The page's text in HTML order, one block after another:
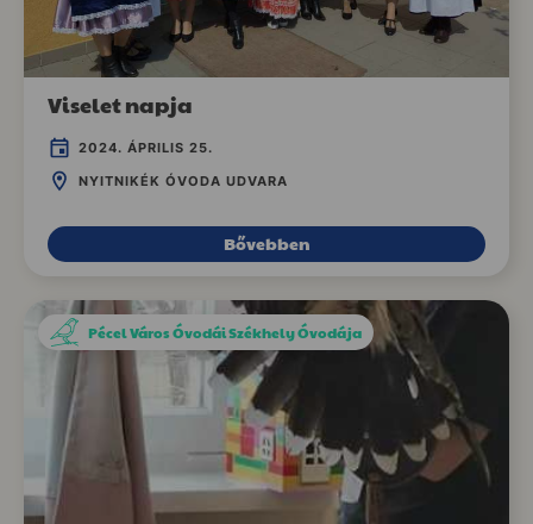
Viselet napja
2024. ÁPRILIS 25.
NYITNIKÉK ÓVODA UDVARA
Bővebben
Pécel Város Óvodái Székhely Óvodája